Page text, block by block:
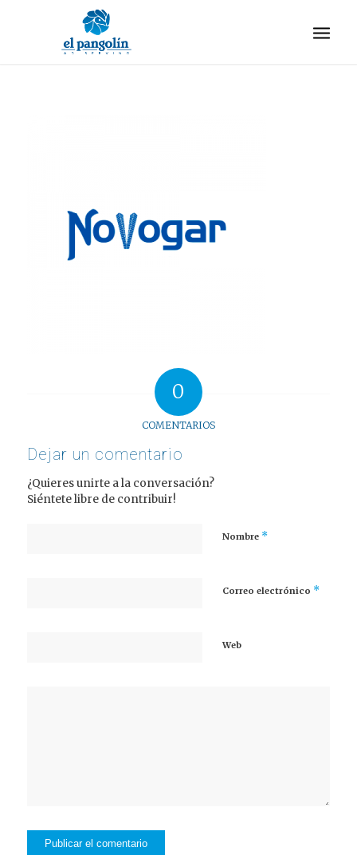
0
COMENTARIOS
Dejar un comentario
¿Quieres unirte a la conversación?
Siéntete libre de contribuir!
Nombre *
Correo electrónico *
Web